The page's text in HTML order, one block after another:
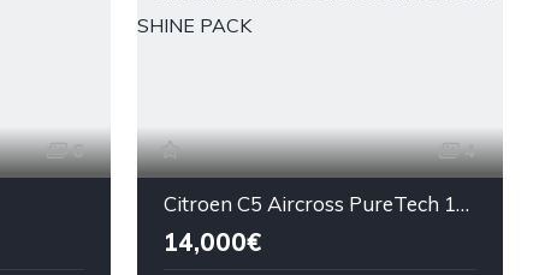
6 4
Citroen C5 Aircross PureTech 130 S&S SHINE PACK
14,000€